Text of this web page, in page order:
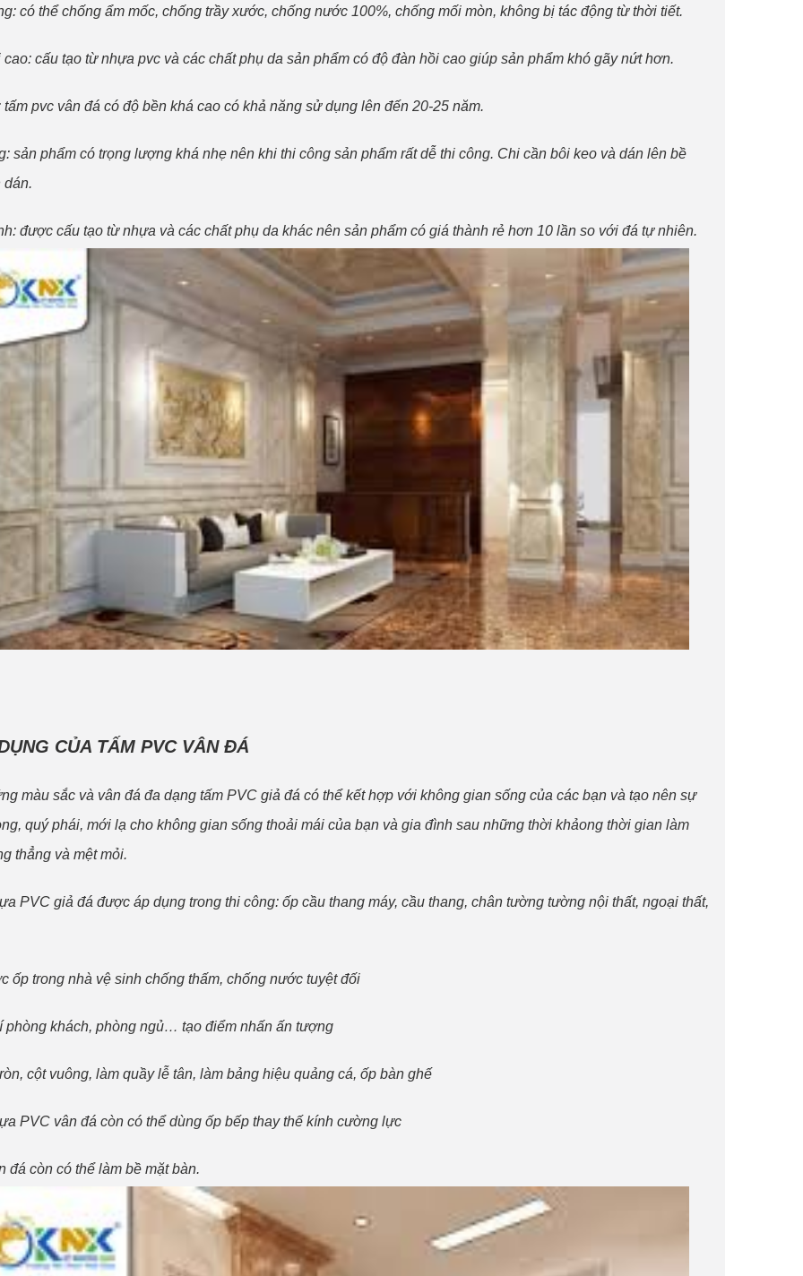
có thể chống ẩm mốc, chống trầy xước, chống nước 100%, chống mối mòn, không bị tác động từ thời tiết.
cấu tạo từ nhựa pvc và các chất phụ da sản phẩm có độ đàn hồi cao giúp sản phẩm khó gãy nứt hơn.
pvc vân đá có độ bền khá cao có khả năng sử dụng lên đến 20-25 năm.
sản phẩm có trọng lượng khá nhẹ nên khi thi công sản phẩm rất dễ thi công. Chi cần bôi keo và dán lên bề
dán.
được cấu tạo từ nhựa và các chất phụ da khác nên sản phẩm có giá thành rẻ hơn 10 lần so với đá tự nhiên.
CỦA TẤM PVC VÂN ĐÁ
màu sắc và vân đá đa dạng tấm PVC giả đá có thể kết hợp với không gian sống của các bạn và tạo nên sự
quý phái, mới lạ cho không gian sống thoải mái của bạn và gia đình sau những thời khảong thời gian làm
thẳng và mệt mỏi.
PVC giả đá được áp dụng trong thi công: ốp cầu thang máy, cầu thang, chân tường tường nội thất, ngoại thất,
ốp trong nhà vệ sinh chống thấm, chống nước tuyệt đối
phòng khách, phòng ngủ… tạo điểm nhấn ấn tượng
cột vuông, làm quầy lễ tân, làm bảng hiệu quảng cá, ốp bàn ghế
PVC vân đá còn có thể dùng ốp bếp thay thế kính cường lực
đá còn có thể làm bề mặt bàn.